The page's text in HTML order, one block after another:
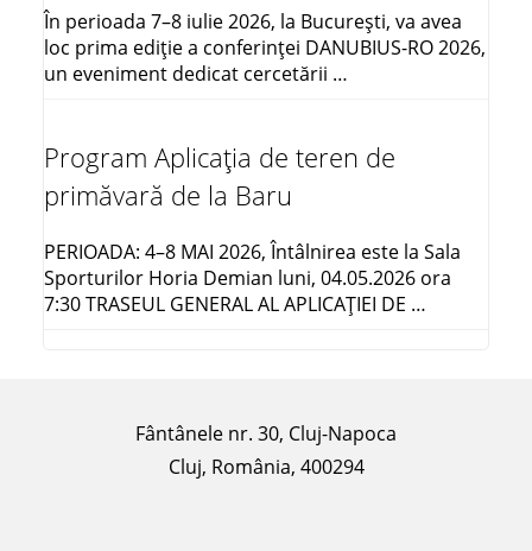
În perioada 7–8 iulie 2026, la București, va avea
loc prima ediție a conferinței DANUBIUS-RO 2026,
un eveniment dedicat cercetării …
Program Aplicația de teren de
primăvară de la Baru
PERIOADA: 4–8 MAI 2026, Întâlnirea este la Sala
Sporturilor Horia Demian luni, 04.05.2026 ora
7:30 TRASEUL GENERAL AL APLICAŢIEI DE …
Fântânele nr. 30, Cluj-Napoca
Cluj, România, 400294